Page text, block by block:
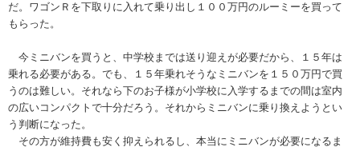
だ。ワゴンＲを下取りに入れて乗り出し１００万円のルーミーを買って
もらった。
今ミニバンを買うと、中学校までは送り迎えが必要だから、１５年は
乗れる必要がある。でも、１５年乗れそうなミニバンを１５０万円で買
うのは難しい。それなら下のお子様が小学校に入学するまでの間は室内
の広いコンパクトで十分だろう。それからミニバンに乗り換えようとい
う判断になった。
その方が維持費も安く抑えられるし、本当にミニバンが必要になるま